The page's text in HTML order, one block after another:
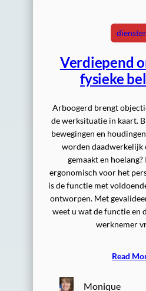
Verdiepend
fysieke
Arboogerd brengt
de werksituatie in kaart.
bewegingen en
worden daadwerkelijk
gemaakt en
ergonomisch voor het
is de functie met
ontworpen. Met
weet u wat de functie en
werknemer
Read
Monique